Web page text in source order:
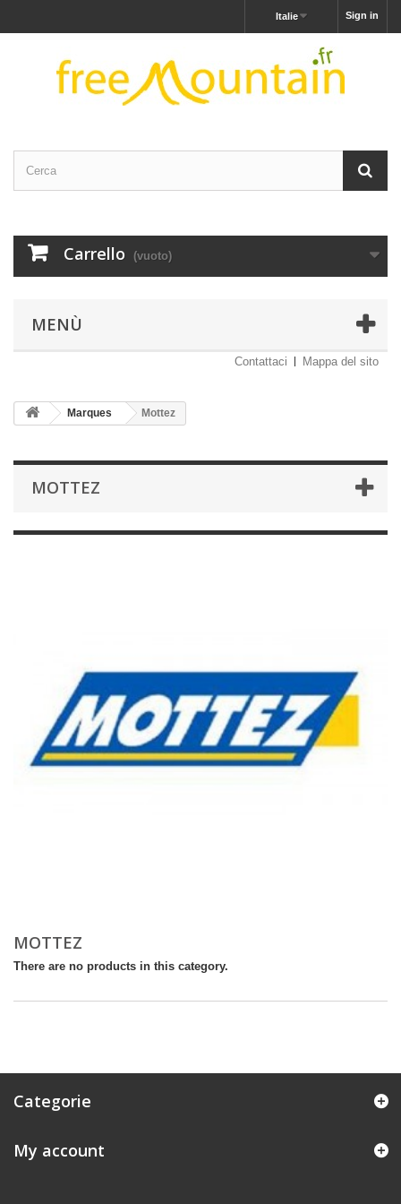
Sign in
Italie
Carrello (vuoto)
MENÙ
Contattaci Mappa del sito
Marques Mottez
MOTTEZ
MOTTEZ
There are no products in this category.
Categorie
My account